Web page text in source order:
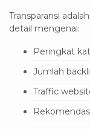
Transparansi
detail mengenai:
Peringkat
Jumlah
Traffic